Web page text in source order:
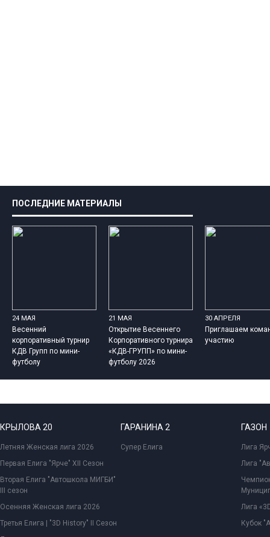
ПОСЛЕДНИЕ МАТЕРИАЛЫ
24 МАЯ
Весенний
корпоративный турнир
КДВ Групп по мини-
футболу
21 МАЯ
Открытие Весеннего
Корпоративного турнира
«КДВ-ГРУПП» по мини-
футболу 2026
30 АПРЕЛЯ
Приглашаем
участию
КРЫЛОВА 20
Летняя Женская лига 2026
Первая Елига "Ярче" XII Сезон
Вторая Елига "Автошкола МИГБИ"
III сезон
Осенняя Женская лига 2026
Третья Елига | "3D History" II Сезон
ГАРАНИНА 2
Супер Елига
ГАЗОН
Лига
Лига
Лига
Кубок